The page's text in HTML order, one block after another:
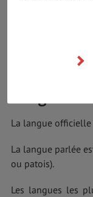
Les
Les
Tous les
La langue officielle
La langue parlée
ou patois).
Les langues les